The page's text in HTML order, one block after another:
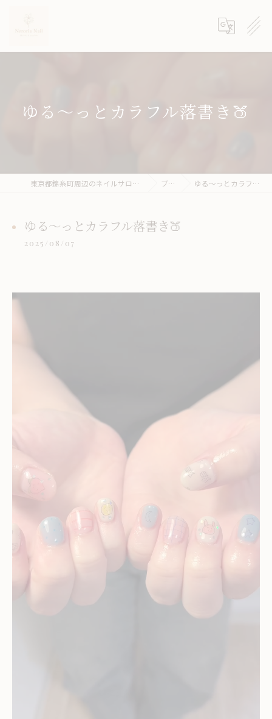
ゆる〜っとカラフル落書き🍑
東京都錦糸町周辺のネイルサロンならneroria nail ブログ ゆる〜っとカラフル落書き🍑
ゆる〜っとカラフル落書き🍑
2025/08/07